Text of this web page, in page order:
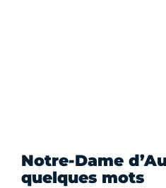
Notre-Dame
quelques mots